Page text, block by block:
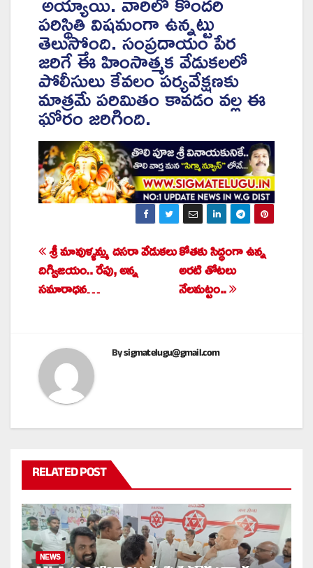
పరిస్థితి విషమంగా ఉన్నట్టు
తెలుస్తోంది. సంప్రదాయం పేర
జరిగే ఈ హింసాత్మక వేడుకలలో
పోలీసులు కేవలం పర్యవేక్షణకు
మాత్రమే పరిమితం కావడం వల్ల ఈ
ఘోరం జరిగింది.
Post
navigation
కోతకు సిద్ధంగా ఉన్న
అరటి తోటలు
నేలమట్టం..
శ్రీ మావుళ్ళమ్మ దసరా వేడుకలు
దిగ్విజయం.. రేపు, అన్న
సమారాధన…
Bysigmatelugu@gmail.com
RELATED POST
NEWS